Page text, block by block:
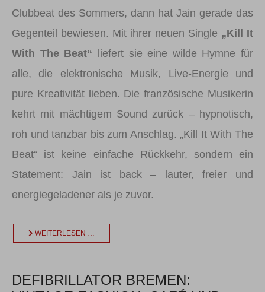
Clubbeat des Sommers, dann hat Jain gerade das
Gegenteil bewiesen. Mit ihrer neuen Single „Kill It
With The Beat“ liefert sie eine wilde Hymne für
alle, die elektronische Musik, Live-Energie und
pure Kreativität lieben. Die französische Musikerin
kehrt mit mächtigem Sound zurück – hypnotisch,
roh und tanzbar bis zum Anschlag. „Kill It With The
Beat“ ist keine einfache Rückkehr, sondern ein
Statement: Jain ist back – lauter, freier und
energiegeladener als je zuvor.
WEITERLESEN …
DEFIBRILLATOR BREMEN: